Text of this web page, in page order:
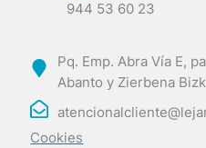
944 53 60 23
Pq. Emp. Abra Vía E,
Abanto y Zierbena
Cookies